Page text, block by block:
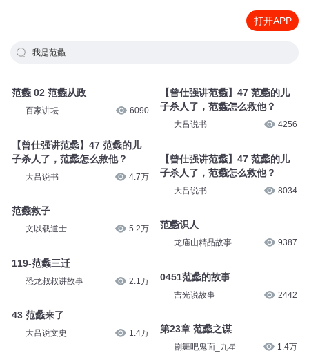
打开APP
我是范蠡
范蠡 02 范蠡从政
百家讲坛 6090
【曾仕强讲范蠡】47 范蠡的儿
子杀人了，范蠡怎么救他？
大吕说书 4.7万
范蠡救子
文以载道士 5.2万
119-范蠡三迁
恐龙叔叔讲故事 2.1万
43 范蠡来了
大吕说文史 1.4万
【曾仕强讲范蠡】47 范蠡的儿
子杀人了，范蠡怎么救他？
大吕说书 4256
【曾仕强讲范蠡】47 范蠡的儿
子杀人了，范蠡怎么救他？
大吕说书 8034
范蠡识人
龙庙山精品故事 9387
0451范蠡的故事
吉光说故事 2442
第23章 范蠡之谋
剧舞吧鬼面_九星 1.4万